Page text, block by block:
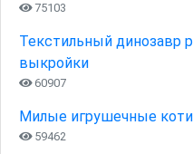
75103
Текстильный динозавр
выкройки
60907
Милые игрушечные
59462